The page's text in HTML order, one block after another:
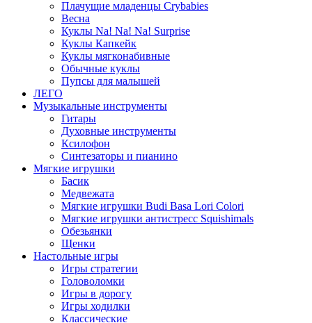
Плачущие младенцы Crybabies
Весна
Куклы Na! Na! Na! Surprise
Куклы Капкейк
Куклы мягконабивные
Обычные куклы
Пупсы для малышей
ЛЕГО
Музыкальные инструменты
Гитары
Духовные инструменты
Ксилофон
Синтезаторы и пианино
Мягкие игрушки
Басик
Медвежата
Мягкие игрушки Budi Basa Lori Colori
Мягкие игрушки антистресс Squishimals
Обезьянки
Щенки
Настольные игры
Игры стратегии
Головоломки
Игры в дорогу
Игры ходилки
Классические